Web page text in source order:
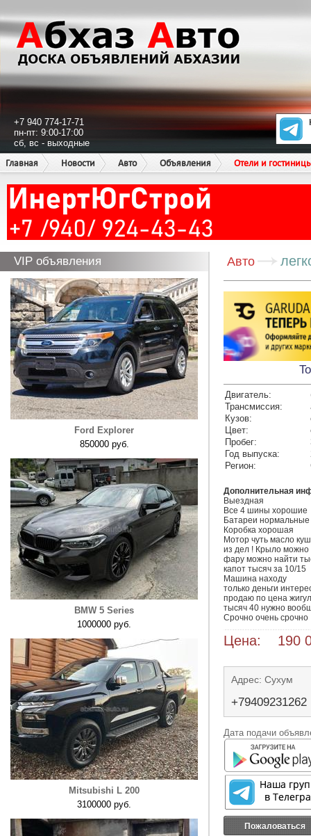
+7 940 774-17-71
пн-пт: 9:00-17:00
сб, вс - выходные
Главная
Новости Авто Объявления Отели и
VIP объявления
Ford Explorer
850000 руб.
BMW 5 Series
1000000 руб.
Mitsubishi L 200
3100000 руб.
Авто
Двигатель:
Трансмиссия:
Кузов:
Цвет:
Пробег:
Год выпуска:
Регион:
Дополнительная
Выездная
Все 4 шины хорошие
Батареи нормальные
Коробка хорошая
Мотор чуть масло
из дел ! Крыло можно
фару можно найти
капот тысяч за 10/15
Машина находу
только деньги
продаю по цена
тысяч 40 нужно
Срочно очень срочно
Цена: 190
Адрес: Сухум
+79409231262
Дата подачи
Пожаловаться